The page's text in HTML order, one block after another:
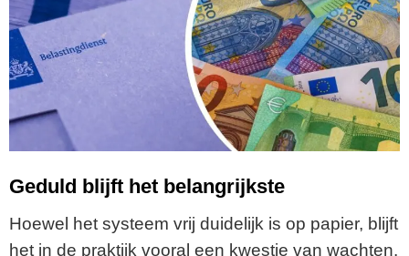
Geduld blijft het belangrijkste
Hoewel het systeem vrij duidelijk is op papier, blijft
het in de praktijk vooral een kwestie van wachten.